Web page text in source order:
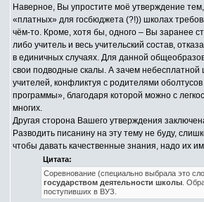
Наверное, Вы упростите моё утверждение
«платных» для госбюджета (?!)) школах
чём-то. Кроме, хотя бы, одного – Вы заранее
либо учитель и весь учительский состав,
в единичных случаях. Для данной
свои подводные скалы. А зачем небесплатной
учителей, конфликтуя с родителями
программы», благодаря которой можно с
многих.
Другая сторона Вашего утверждения
Разводить писанину на эту тему не буду,
чтобы давать качественные знания, надо их
Цитата:
Соревнование (специально выбрала это
государством деятельности школы .
поступивших в ВУЗ.